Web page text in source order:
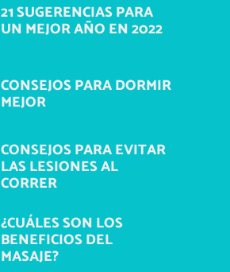
21 SUGERENCIAS PARA
UN MEJOR AÑO EN 2022
CONSEJOS PARA DORMIR
MEJOR
CONSEJOS PARA EVITAR
LAS LESIONES AL
CORRER
¿CUÁLES SON LOS
BENEFICIOS DEL
MASAJE?